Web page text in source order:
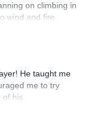
on climbing in
wind and fire
(Pic de
off, which I
did was not only
I thoroughly
was
He taught me
me to try
of his
routes! I really